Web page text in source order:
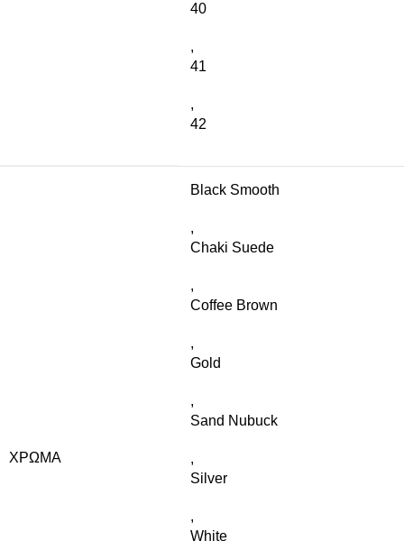
40
,
41
,
42
ΧΡΏΜΑ
Black Smooth
,
Chaki Suede
,
Coffee Brown
,
Gold
,
Sand Nubuck
,
Silver
,
White